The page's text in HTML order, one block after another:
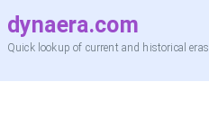
dynaera.com
Quick lookup of current and historical eras